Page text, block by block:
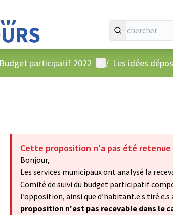
principal
Budget participatif 2022 Menu utilisateur
/ Les idées
Cette proposition n'a pas été retenue
Bonjour,
Les services municipaux ont analysé la
Comité de suivi du budget participatif
l’opposition, ainsi que d’habitant.e.s tiré.e.s
proposition n'est pas recevable dans le